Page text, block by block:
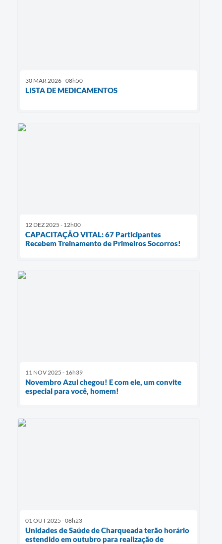
30 MAR 2026 - 08h50
LISTA DE MEDICAMENTOS
12 DEZ 2025 - 12h00
CAPACITAÇÃO VITAL: 67 Participantes
Recebem Treinamento de Primeiros Socorros!
11 NOV 2025 - 16h39
Novembro Azul chegou! E com ele, um convite
especial para você, homem!
01 OUT 2025 - 08h23
Unidades de Saúde de Charqueada terão horário
estendido em outubro para realização de